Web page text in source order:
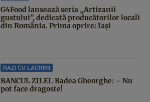
G4Food lansează seria „Artizanii
gustului”, dedicată producătorilor locali
din România. Prima oprire: Iași
RAZI CU LACRIMI
BANCUL ZILEI. Badea Gheorghe: – Nu
pot face dragoste!